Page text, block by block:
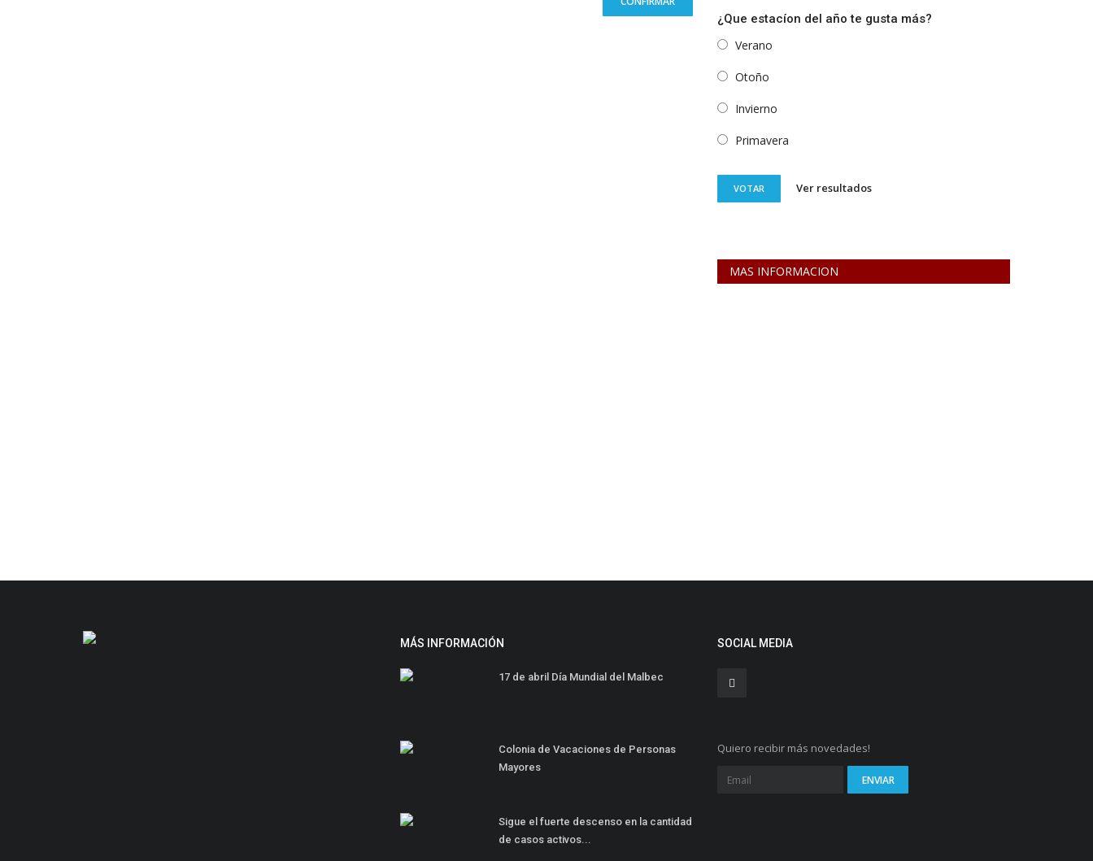
¿Que estacíon del año te gusta más?
Verano
Otoño
Invierno
Primavera
VOTAR Ver resultados
MAS INFORMACION
MÁS INFORMACIÓN
17 de abril Día Mundial del Malbec
Colonia de Vacaciones de Personas
Mayores
Sigue el fuerte descenso en la cantidad
de casos activos...
SOCIAL MEDIA
Quiero recibir más novedades!